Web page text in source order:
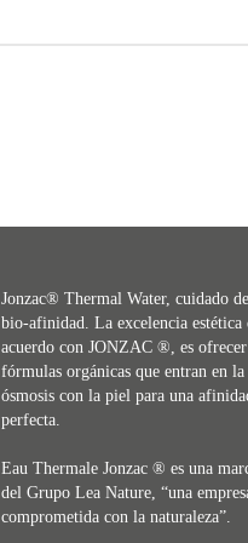
Jonzac® Thermal Water, cuidado de
bio-afinidad. La excelencia estética
acuerdo con JONZAC ®, es ofrecer
fórmulas orgánicas que entran en la
ósmosis con la piel para una
perfecta.
Eau Thermale Jonzac ® es una
del Grupo Lea Nature, “una
comprometida con la naturaleza”.